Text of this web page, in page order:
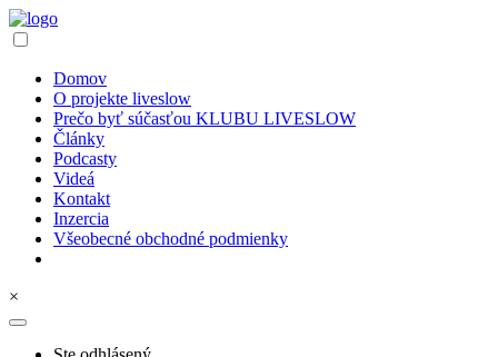
Domov
O projekte liveslow
Prečo byť súčasťou KLUBU LIVESLOW
Články
Podcasty
Videá
Kontakt
Inzercia
Všeobecné obchodné podmienky
×